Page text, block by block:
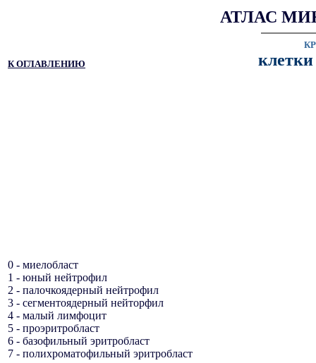
К ОГЛАВЛЕНИЮ
АТЛАС
клетки
0 - миелобласт
1 - юный нейтрофил
2 - палочкоядерный нейтрофил
3 - сегментоядерный нейторфил
4 - малый лимфоцит
5 - проэритробласт
6 - базофильный эритробласт
7 - полихроматофильный эритробласт